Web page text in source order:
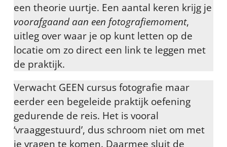
een theorie uurtje. Een aantal keren krijg je
voorafgaand aan een fotografiemoment,
uitleg over waar je op kunt letten op de
locatie om zo direct een link te leggen met
de praktijk.
Verwacht GEEN cursus fotografie maar
eerder een begeleide praktijk oefening
gedurende de reis. Het is vooral
‘vraaggestuurd’, dus schroom niet om met
je vragen te komen. Daarmee sluit de